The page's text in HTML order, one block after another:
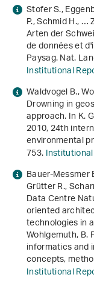
Stofer S.,
P., Schmid H.,
Arten der
de données et
Paysag. Nat.
Institutional
Waldvogel B.,
Drowning in
approach. In K.
2010, 24th
environmental
753.
Bauer-Messmer
Grütter R.,
Data Centre
oriented
technologies in
Wohlgemuth, B.
informatics and
concepts,
Institutional